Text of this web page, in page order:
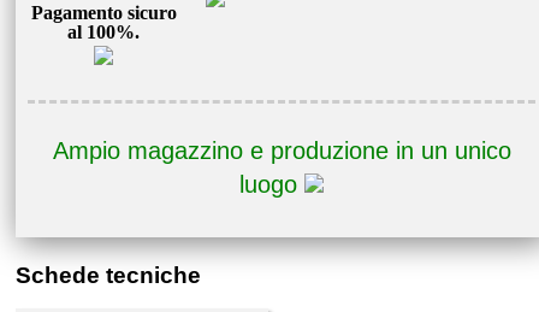
Pagamento sicuro
al 100%.
Ampio magazzino e produzione in un unico
luogo
Schede tecniche